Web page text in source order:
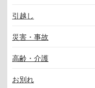
引越し
災害・事故
高齢・介護
お別れ